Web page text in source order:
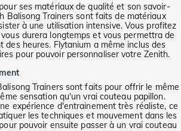
ses matériaux de qualité et son savoir-
Balisong Trainers sont faits de matériaux
à une utilisation intensive. Vous profitez
durera longtemps et vous permettra de
des heures. Flytanium a même inclus des
pour pouvoir personnaliser votre Zenith.
Trainers sont faits pour offrir le même
sensation qu'un vrai couteau papillon.
expérience d'entrainement très réaliste, ce
les techniques et mouvement dans les
pouvoir ensuite passer à un vrai couteau